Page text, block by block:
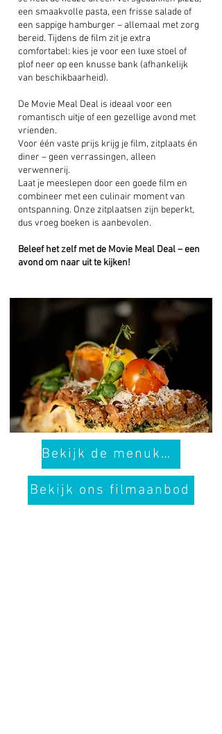
een smaakvolle pasta, een frisse salade of
een sappige hamburger – allemaal met zorg
bereid. Tijdens de film zit je extra
comfortabel: kies je voor een luxe stoel of
plof neer op een knusse bank (afhankelijk
van beschikbaarheid).
De Movie Meal Deal is ideaal voor een
romantisch uitje of een gezellige avond met
vrienden.
Voor één vaste prijs krijg je film, zitplaats én
diner – geen verrassingen, alleen
verwennerij.
Laat je meeslepen door een goede film en
combineer met een culinair moment van
ontspanning. Onze zitplaatsen zijn beperkt,
dus vroeg boeken is aanbevolen.
Beleef het zelf met de Movie Meal Deal – een
avond om naar uit te kijken!
Bekijk de menukaart
Bekijk ons filmaanbod